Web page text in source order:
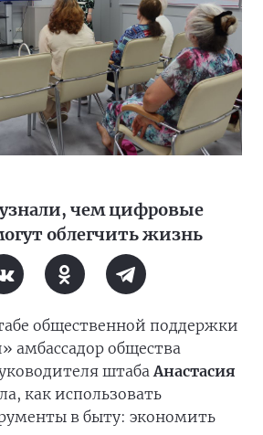
чем цифровые
облегчить жизнь
общественной поддержки
амбассадор общества
штабаАнастасия
как использовать
в быту: экономить